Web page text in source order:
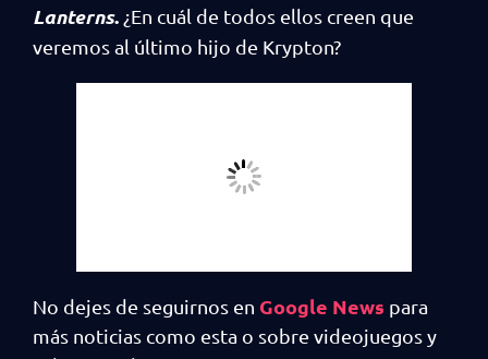
Lanterns. ¿En cuál de todos ellos creen que
veremos al último hijo de Krypton?
No dejes de seguirnos en Google News para
más noticias como esta o sobre videojuegos y